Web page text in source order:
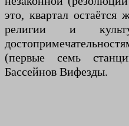
это, квартал
религии и
(первые семь
Бассейнов Вифезды.